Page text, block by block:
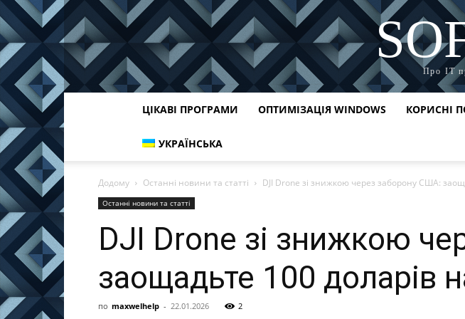
Про ІТ
ЦІКАВІ ПРОГРАМИ ОПТИМІЗАЦІЯ WINDOWS КОРИСНІ
УКРАЇНСЬКА
Додому Останні новини та статті DJI Drone зі знижкою через заборону США:
Останні новини та статті
DJI Drone зі знижкою
заощадьте 100 доларів
по maxwelhelp - 22.01.2026 2